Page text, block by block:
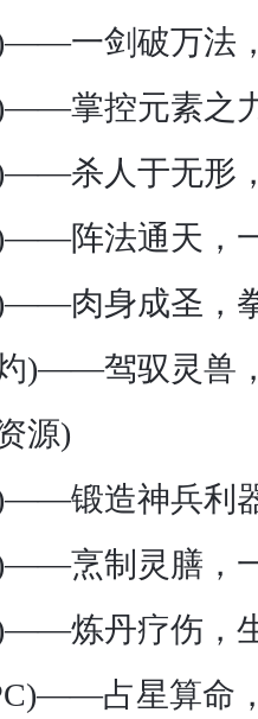
一剑破万法
掌控元素之
杀人于无形
阵法通天，
肉身成圣，
)——驾驭灵兽
源)
锻造神兵利
烹制灵膳，
炼丹疗伤，
占星算命